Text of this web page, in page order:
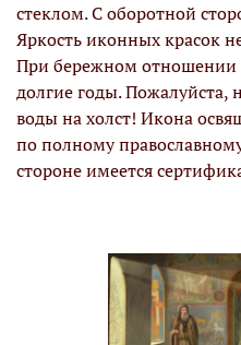
стеклом. С оборотной
Яркость иконных красок
При бережном отношении
долгие годы. Пожалуйста,
воды на холст! Икона
по полному
стороне имеется